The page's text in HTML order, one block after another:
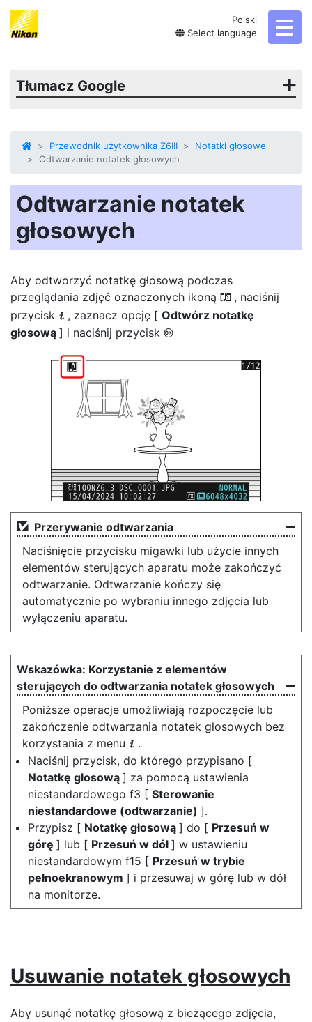
Polski
Select language
Tłumacz Google
Przewodnik użytkownika Z6III
Notatki głosowe
Odtwarzanie notatek głosowych
Odtwarzanie notatek
głosowych
Aby odtworzyć notatkę głosową podczas
przeglądania zdjęć oznaczonych ikoną h , naciśnij
przycisk i , zaznacz opcję [ Odtwórz notatkę
głosową ] i naciśnij przycisk J
Przerywanie odtwarzania
Naciśnięcie przycisku migawki lub użycie innych
elementów sterujących aparatu może zakończyć
odtwarzanie. Odtwarzanie kończy się
automatycznie po wybraniu innego zdjęcia lub
wyłączeniu aparatu.
Korzystanie z elementów
sterujących do odtwarzania notatek głosowych
Poniższe operacje umożliwiają rozpoczęcie lub
zakończenie odtwarzania notatek głosowych bez
korzystania z menu i .
Naciśnij przycisk, do którego przypisano [
Notatkę głosową ] za pomocą ustawienia
niestandardowego f3 [ Sterowanie
niestandardowe (odtwarzanie) ].
Przypisz [ Notatkę głosową ] do [ Przesuń w
górę ] lub [ Przesuń w dół] w ustawieniu
niestandardowym f15 [ Przesuń w trybie
pełnoekranowym ] i przesuwaj w górę lub w dół
na monitorze.
Usuwanie notatek głosowych
Aby usunąć notatkę głosową z bieżącego zdjęcia,